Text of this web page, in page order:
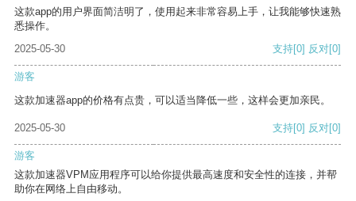
这款app的用户界面简洁明了，使用起来非常容易上手，让我能够快速熟
悉操作。
2025-05-30
支持[0] 反对[0]
游客
这款加速器app的价格有点贵，可以适当降低一些，这样会更加亲民。
2025-05-30 支持[0] 反对[0]
游客
这款加速器VPM应用程序可以给你提供最高速度和安全性的连接，并帮
助你在网络上自由移动。